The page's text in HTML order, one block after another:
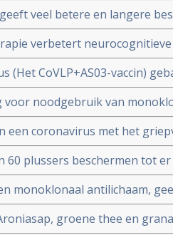
meer.
veel betere en langere
een vaccin dat zijn
verbetert
bij patienten met
(Het CoVLP+AS03-vaccin)
bescherming tegen ziek
voor noodgebruik van
voor preventie van
reageren op de
een coronavirus met het
en overlijdingen
60 plussers beschermen tot
monoklonaal antilichaam,
zijn. EMA gaat snel
groene thee en